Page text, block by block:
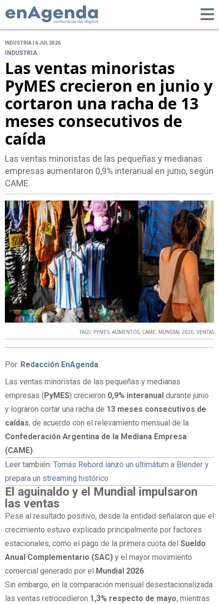
INDUSTRIA | 6 JUL 2026
INDUSTRIA
Las ventas minoristas
PyMES crecieron en junio y
cortaron una racha de 13
meses consecutivos de
caída
Las ventas minoristas de las pequeñas y medianas
empresas aumentaron 0,9% interanual en junio, según
CAME.
TAGS: PYMES, ALIMENTOS, CAME, MUNDIAL 2026, VENTAS
Por: Redacción EnAgenda
Las ventas minoristas de las pequeñas y medianas
empresas ( PyMES) crecieron 0,9% interanual durante junio
y lograron cortar una racha de 13 meses consecutivos de
caídas, de acuerdo con el relevamiento mensual de la
Confederación Argentina de la Mediana Empresa
(CAME).
Leer también: Tomás Rebord lanzó un ultimátum a Blender y
prepara un streaming histórico
El aguinaldo y el Mundial impulsaron
las ventas
Pese al resultado positivo, desde la entidad señalaron que el
crecimiento estuvo explicado principalmente por factores
estacionales, como el pago de la primera cuota del Sueldo
Anual Complementario (SAC) y el mayor movimiento
comercial generado por el
Mundial 2026.
Sin embargo, en la comparación mensual desestacionalizada
las ventas retrocedieron 1,3% respecto de mayo, mientras